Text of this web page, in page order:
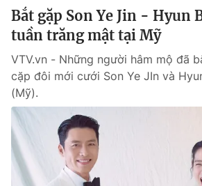
Bắt gặp Son Ye Jin - Hyun
tuần trăng mật tại Mỹ
VTV.vn - Những người hâm mộ đã
cặp đôi mới cưới Son Ye JIn và
(Mỹ).